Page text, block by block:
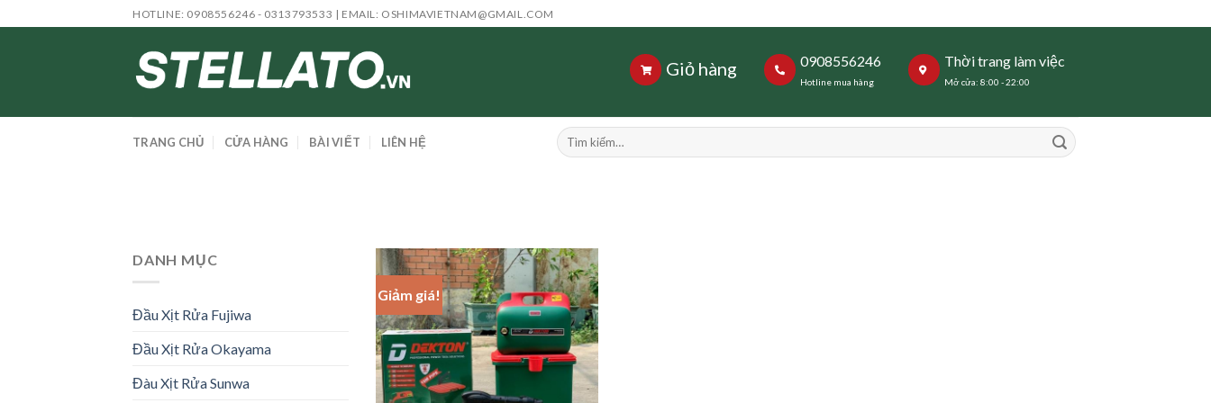
to
HOTLINE: 0908556246 - 0313793533 | EMAIL: OSHIMAVIETNAM@GMAIL.COM
Giỏ hàng 0908556246
Hotline mua hàng
Thời trang làm việc
Mở cửa: 8:00 - 22:00
TRANG CHỦ CỬA HÀNG BÀI VIẾT LIÊN HỆ
Tìm
kiếm:
DANH MỤC
Đầu Xịt Rửa Fujiwa
Đầu Xịt Rửa Okayama
Đàu Xịt Rửa Sunwa
Giảm giá!